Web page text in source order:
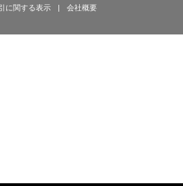
に関する表示 | 会社概要